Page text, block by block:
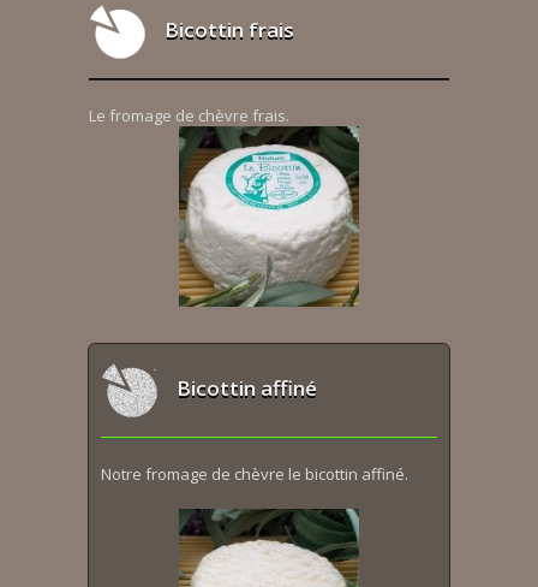
Bicottin frais
Le fromage de chèvre frais.
Bicottin affiné
Notre fromage de chèvre le bicottin affiné.